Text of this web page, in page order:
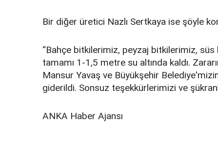
Bir diğer üretici Nazlı Sertkaya ise şöyle
“Bahçe bitkilerimiz, peyzaj bitkilerimiz,
tamamı 1-1,5 metre su altında kaldı.
Mansur Yavaş ve Büyükşehir
giderildi. Sonsuz teşekkürlerimizi ve
ANKA Haber Ajansı